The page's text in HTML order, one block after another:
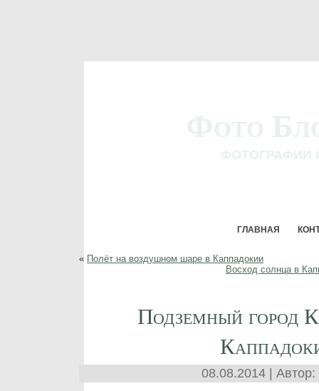
ГЛАВНАЯ
« Полёт на воздушном шаре в Каппадокии
Восход солнца в
Подземный город
08.08.2014 | Автор: